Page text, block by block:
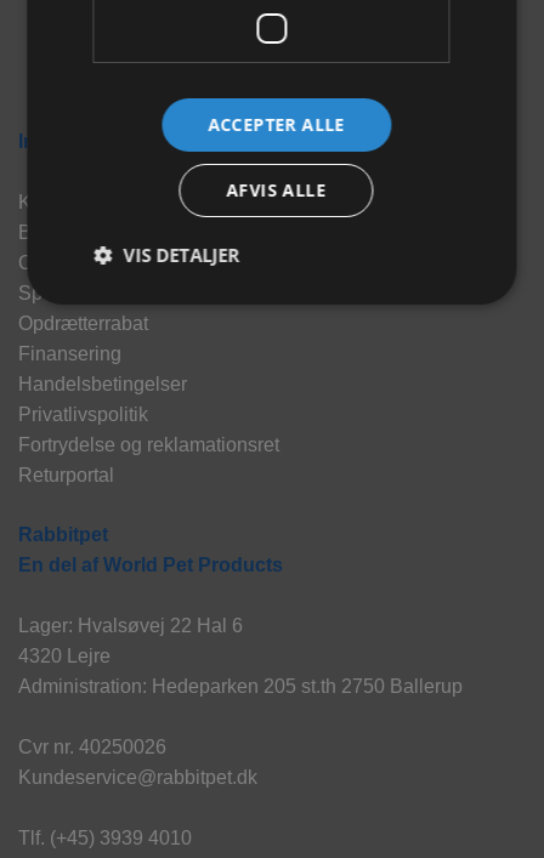
Information
Kontakt
Brand
Om os
Sponsorater
Opdrætterrabat
Finansering
Handelsbetingelser
Privatlivspolitik
Fortrydelse og reklamationsret
Returportal
Rabbitpet
En del af World Pet Products
Lager: Hvalsøvej 22 Hal 6
4320 Lejre
Administration: Hedeparken 205 st.th 2750 Ballerup
Cvr nr. 40250026
Kundeservice@rabbitpet.dk
Tlf. (+45) 3939 4010
ACCEPTER ALLE
AFVIS ALLE
VIS DETALJER